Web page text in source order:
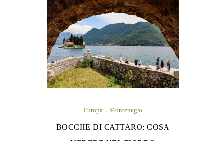
Europa Montenegro
BOCCHE DI CATTARO: COSA